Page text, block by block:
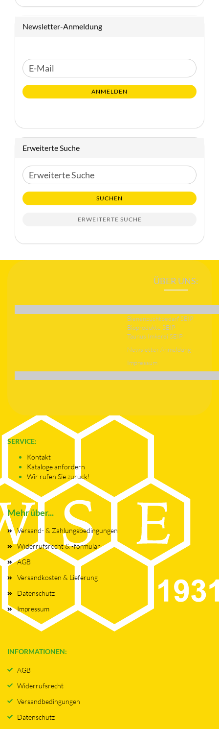
Newsletter-Anmeldung
WEITER
ZUR
NEWSLETTER-
ANMELDUNG
E-
ANMELDEN
Erweiterte Suche
Erweiterte
Suche
SUCHEN
ERWEITERTE SUCHE
ÜBER UNS:
Bienenzuchtbedarf SEIP
Bioprodukte SEIP
Taunus Imkerei SEIP
Newsletter Anmeldung
Impressum
SERVICE:
Kontakt
Kataloge anfordern
Wir rufen Sie zurück!
Mehr über...
Versand- & Zahlungsbedingungen
Widerrufsrecht & -formular
AGB
Versandkosten & Lieferung
Datenschutz
Impressum
INFORMATIONEN:
AGB
Widerrufsrecht
Versandbedingungen
Datenschutz